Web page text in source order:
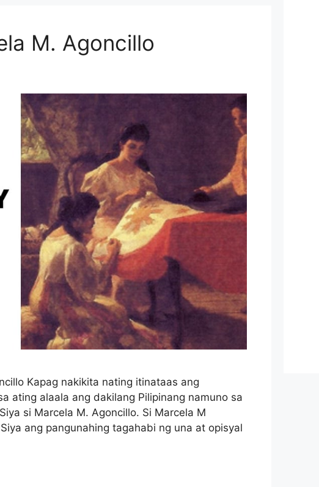
M. Agoncillo
Kapag nakikita nating itinataas ang
ating alaala ang dakilang Pilipinang namuno sa
si Marcela M. Agoncillo. Si Marcela M
ang pangunahing tagahabi ng una at opisyal